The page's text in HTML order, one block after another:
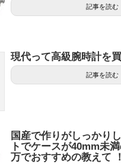
記事を読む
現代って高級腕時計を
記事を読む
国産で作りがしっかり
トでケースが40mm未
万でおすすめの教えて